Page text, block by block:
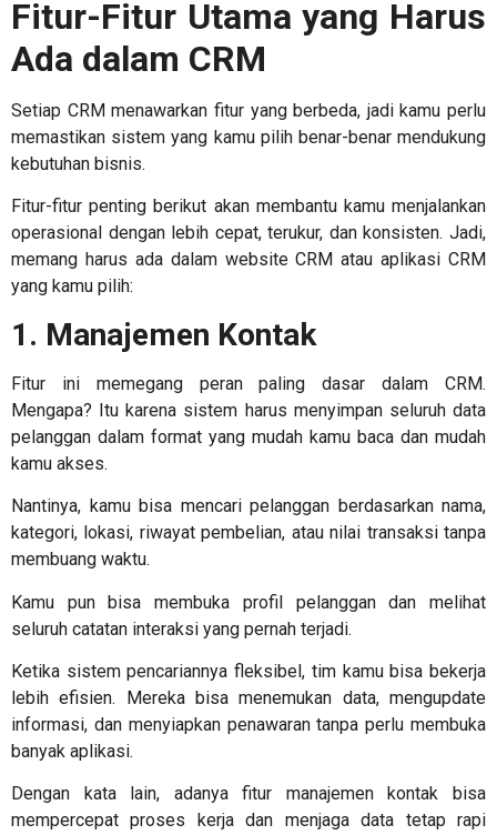
Fitur-Fitur Utama yang Harus
Ada dalam CRM
Setiap CRM menawarkan fitur yang berbeda, jadi kamu perlu
memastikan sistem yang kamu pilih benar-benar mendukung
kebutuhan bisnis.
Fitur-fitur penting berikut akan membantu kamu menjalankan
operasional dengan lebih cepat, terukur, dan konsisten. Jadi,
memang harus ada dalam website CRMatau aplikasi CRM
yang kamu pilih:
1. Manajemen Kontak
Fitur ini memegang peran paling dasar dalam CRM.
Mengapa? Itu karena sistem harus menyimpan seluruh data
pelanggan dalam format yang mudah kamu baca dan mudah
kamu akses.
Nantinya, kamu bisa mencari pelanggan berdasarkan nama,
kategori, lokasi, riwayat pembelian, atau nilai transaksi tanpa
membuang waktu.
Kamu pun bisa membuka profil pelanggan dan melihat
seluruh catatan interaksi yang pernah terjadi.
Ketika sistem pencariannya fleksibel, tim kamu bisa bekerja
lebih efisien. Mereka bisa menemukan data, mengupdate
informasi, dan menyiapkan penawaran tanpa perlu membuka
banyak aplikasi.
Dengan kata lain, adanya fitur manajemen kontak bisa
mempercepat proses kerja dan menjaga data tetap rapi